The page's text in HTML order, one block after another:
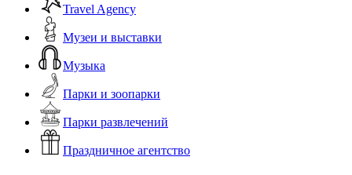
Travel Agency
Музеи и выставки
Музыка
Парки и зоопарки
Парки развлечений
Праздничное агентство